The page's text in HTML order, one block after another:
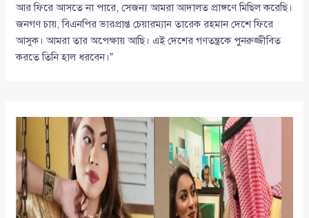
আর ফিরে আসতে না পারে, সেজন্য আমরা আদালত প্রাঙ্গণে মিছিল করেছি।
জনগণ চায়, বিএনপির ভারপ্রাপ্ত চেয়ারম্যান তারেক রহমান দেশে ফিরে
আসুক। আমরা তার অপেক্ষায় আছি। এই দেশের গণতন্ত্রকে পুনরুজ্জীবিত
করতে তিনি হাল ধরবেন।”